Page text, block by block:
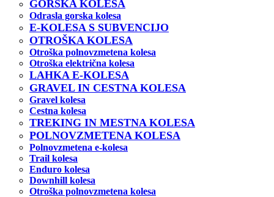
GORSKA KOLESA
Odrasla gorska kolesa
E-KOLESA S SUBVENCIJO
OTROŠKA KOLESA
Otroška polnovzmetena kolesa
Otroška električna kolesa
LAHKA E-KOLESA
GRAVEL IN CESTNA KOLESA
Gravel kolesa
Cestna kolesa
TREKING IN MESTNA KOLESA
POLNOVZMETENA KOLESA
Polnovzmetena e-kolesa
Trail kolesa
Enduro kolesa
Downhill kolesa
Otroška polnovzmetena kolesa